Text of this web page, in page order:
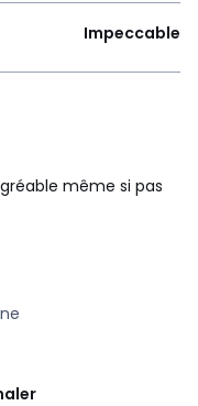
Impeccable
même si pas